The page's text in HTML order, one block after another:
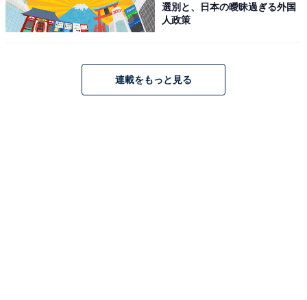
第1位：長谷川博己／『麒麟（きりん）がくる』
第1位は、2020年に放送された『麒麟（きりん）がく
選別と、日本の曖昧過ぎる外国
人政策
連載をもっと見る